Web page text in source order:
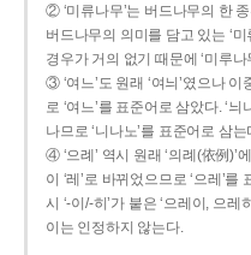
② ‘미류나무’는 버드나무의 한
버드나무의 의미를 담고 있는 ‘미
경우가 거의 없기 때문에 ‘미루
③ ‘여느’도 원래 ‘여늬’였으나 이
로 ‘여느’를 표준어로 삼았다. ‘늬
나므로 ‘니나노’를 표준어로 삼는
④ ‘으례’ 역시 원래 ‘의례(依例)’
이 ‘레’로 바뀌었으므로 ‘으레’
시 ‘-이/-히’가 붙은 ‘으레이, 으
이는 인정하지 않는다.